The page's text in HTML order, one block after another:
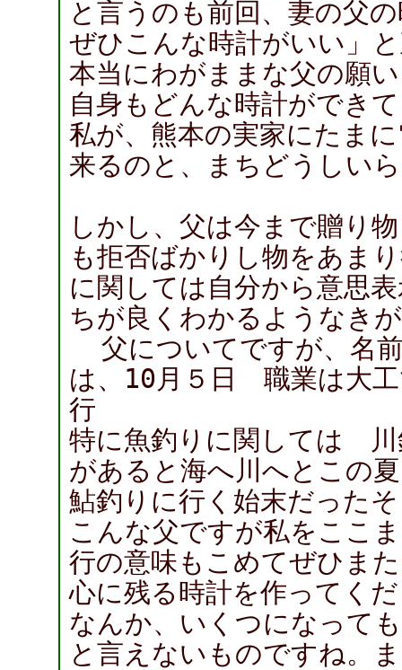
と言うのも前回、妻の父
ぜひこんな時計がいい」
本当にわがままな父の願
自身もどんな時計ができ
私が、熊本の実家にたま
来るのと、まちどうしい
しかし、父は今まで贈り
も拒否ばかりし物をあま
に関しては自分から意思
ちが良くわかるようなき
父についてですが、名前
は、10月５日 職業は大工
行
特に魚釣りに関しては 川
があると海へ川へとこの
鮎釣りに行く始末だった
こんな父ですが私をここ
行の意味もこめてぜひまた
心に残る時計を作ってく
なんか、いくつになって
と言えないものですね。